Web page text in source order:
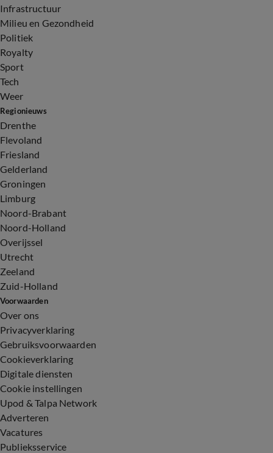
Infrastructuur
Milieu en Gezondheid
Politiek
Royalty
Sport
Tech
Weer
Regionieuws
Drenthe
Flevoland
Friesland
Gelderland
Groningen
Limburg
Noord-Brabant
Noord-Holland
Overijssel
Utrecht
Zeeland
Zuid-Holland
Voorwaarden
Over ons
Privacyverklaring
Gebruiksvoorwaarden
Cookieverklaring
Digitale diensten
Cookie instellingen
Upod & Talpa Network
Adverteren
Vacatures
Publieksservice